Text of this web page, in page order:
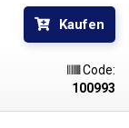
Kaufen
Code:
100993